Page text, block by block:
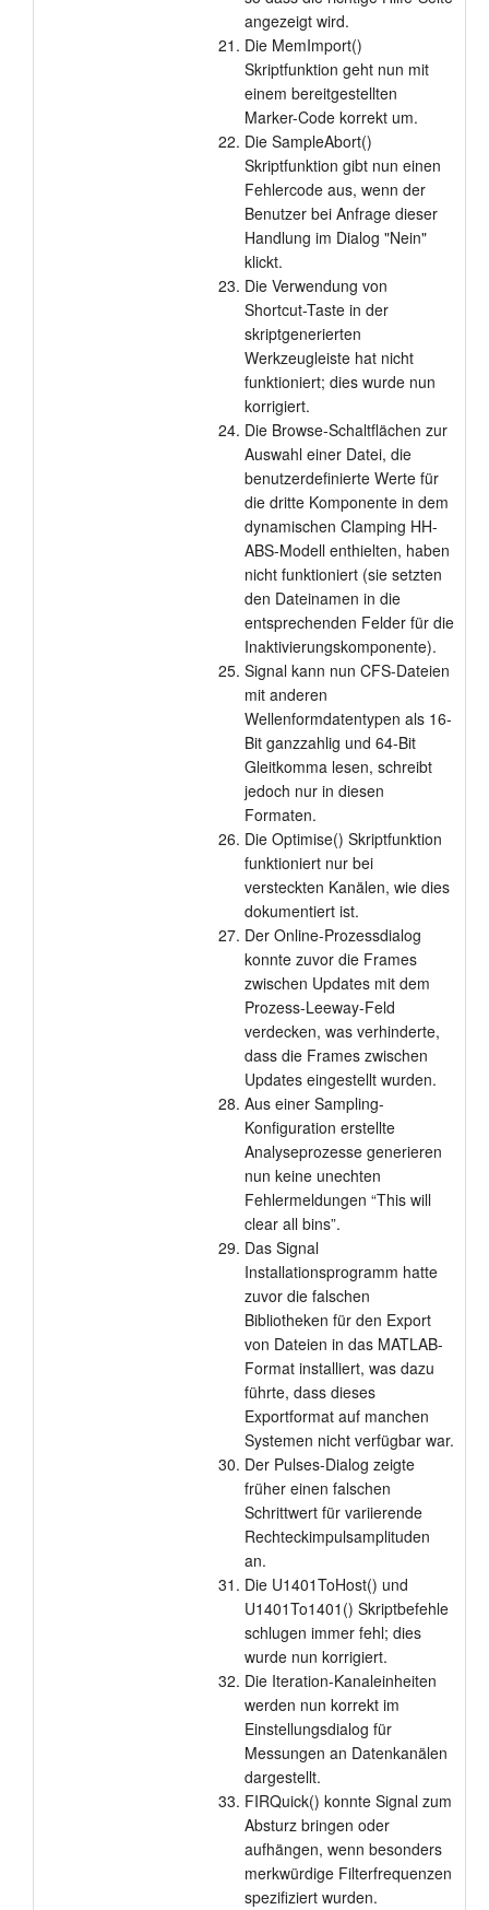
angezeigt wird.
Die MemImport()
Skriptfunktion geht nun mit
einem bereitgestellten
Marker-Code korrekt um.
Die SampleAbort()
Skriptfunktion gibt nun einen
Fehlercode aus, wenn der
Benutzer bei Anfrage dieser
Handlung im Dialog "Nein"
klickt.
Die Verwendung von
Shortcut-Taste in der
skriptgenerierten
Werkzeugleiste hat nicht
funktioniert; dies wurde nun
korrigiert.
Die Browse-Schaltflächen zur
Auswahl einer Datei, die
benutzerdefinierte Werte für
die dritte Komponente in dem
dynamischen Clamping HH-
ABS-Modell enthielten, haben
nicht funktioniert (sie setzten
den Dateinamen in die
entsprechenden Felder für die
Inaktivierungskomponente).
Signal kann nun CFS-Dateien
mit anderen
Wellenformdatentypen als 16-
Bit ganzzahlig und 64-Bit
Gleitkomma lesen, schreibt
jedoch nur in diesen
Formaten.
Die Optimise() Skriptfunktion
funktioniert nur bei
versteckten Kanälen, wie dies
dokumentiert ist.
Der Online-Prozessdialog
konnte zuvor die Frames
zwischen Updates mit dem
Prozess-Leeway-Feld
verdecken, was verhinderte,
dass die Frames zwischen
Updates eingestellt wurden.
Aus einer Sampling-
Konfiguration erstellte
Analyseprozesse generieren
nun keine unechten
Fehlermeldungen “This will
clear all bins”.
Das Signal
Installationsprogramm hatte
zuvor die falschen
Bibliotheken für den Export
von Dateien in das MATLAB-
Format installiert, was dazu
führte, dass dieses
Exportformat auf manchen
Systemen nicht verfügbar war.
Der Pulses-Dialog zeigte
früher einen falschen
Schrittwert für variierende
Rechteckimpulsamplituden
an.
Die U1401ToHost() und
U1401To1401() Skriptbefehle
schlugen immer fehl; dies
wurde nun korrigiert.
Die Iteration-Kanaleinheiten
werden nun korrekt im
Einstellungsdialog für
Messungen an Datenkanälen
dargestellt.
FIRQuick() konnte Signal zum
Absturz bringen oder
aufhängen, wenn besonders
merkwürdige Filterfrequenzen
spezifiziert wurden.